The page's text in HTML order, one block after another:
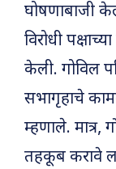
घोषणाबाजी
विरोधी
केली. गोविल
सभागृहाचे
म्हणाले. मात्र,
तहकूब करावे